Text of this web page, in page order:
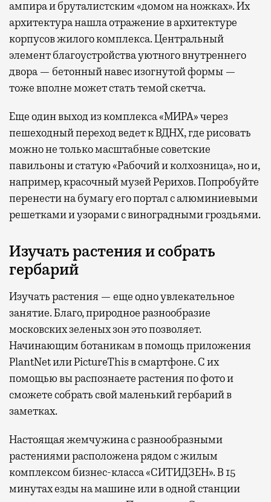
ампира и бруталистским «домом на ножках». Их
архитектура нашла отражение в архитектуре
корпусов жилого комплекса. Центральный
элемент благоустройства уютного внутреннего
двора — бетонный навес изогнутой формы —
тоже вполне может стать темой скетча.
Еще один выход из комплекса «МИРА» через
пешеходный переход ведет к ВДНХ, где рисовать
можно не только масштабные советские
павильоны и статую «Рабочий и колхозница», но и,
например, красочный музей Рерихов. Попробуйте
перенести на бумагу его портал с алюминиевыми
решетками и узорами с виноградными гроздьями.
Изучать растения и собрать
гербарий
Изучать растения — еще одно увлекательное
занятие. Благо, природное разнообразие
московских зеленых зон это позволяет.
Начинающим ботаникам в помощь приложения
PlantNet или PictureThis в смартфоне. С их
помощью вы распознаете растения по фото и
сможете собрать свой маленький гербарий в
заметках.
Настоящая жемчужина с разнообразными
растениями расположена рядом с жилым
комплексом бизнес-класса «СИТИДЗЕН». В 15
минутах езды на машине или в одной станции